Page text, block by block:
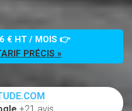
€ HT / MOIS 👉
PRÉCIS »